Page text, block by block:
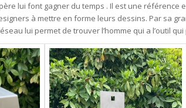
lui font gagner du temps . Il est une référence
à mettre en forme leurs dessins. Par sa
lui permet de trouver l’homme qui a l’outil